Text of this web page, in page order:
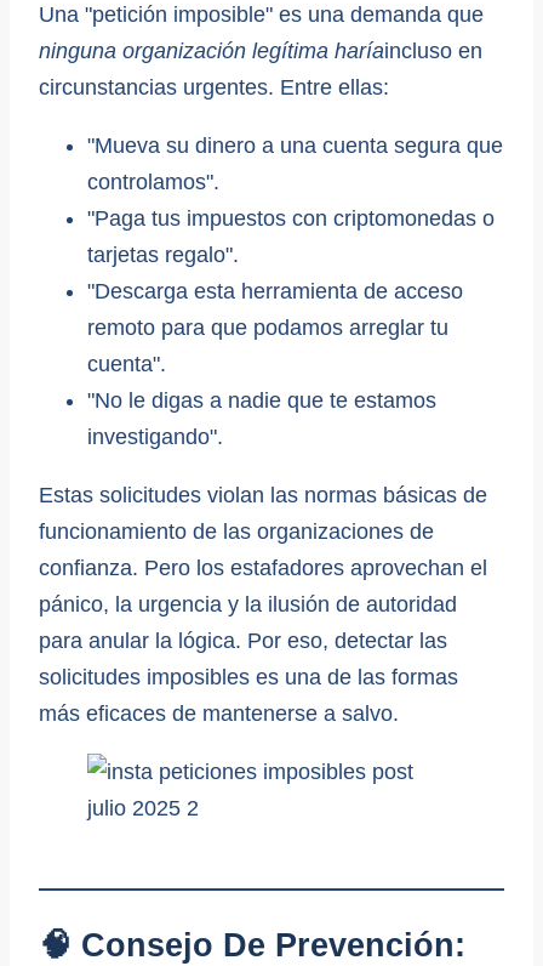
Una "petición imposible" es una demanda que
ninguna organización legítima haríaincluso en
circunstancias urgentes. Entre ellas:
"Mueva su dinero a una cuenta segura que
controlamos".
"Paga tus impuestos con criptomonedas o
tarjetas regalo".
"Descarga esta herramienta de acceso
remoto para que podamos arreglar tu
cuenta".
"No le digas a nadie que te estamos
investigando".
Estas solicitudes violan las normas básicas de
funcionamiento de las organizaciones de
confianza. Pero los estafadores aprovechan el
pánico, la urgencia y la ilusión de autoridad
para anular la lógica. Por eso, detectar las
solicitudes imposibles es una de las formas
más eficaces de mantenerse a salvo.
🧠 Consejo De Prevención: